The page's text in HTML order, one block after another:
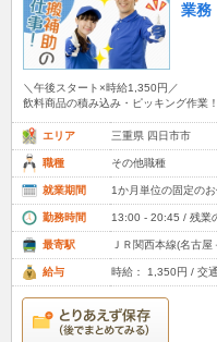
業務
＼午後スタート×時給1,350円／
飲料商品の積み込み・ピッキング作業
エリア 三重県 四日市市
職種 その他職種
就業期間 1か月単位の固定の
勤務時間 13:00 - 20:45 / 残業
最寄駅 ＪＲ関西本線(名古
給与 時給： 1,350円 / 交